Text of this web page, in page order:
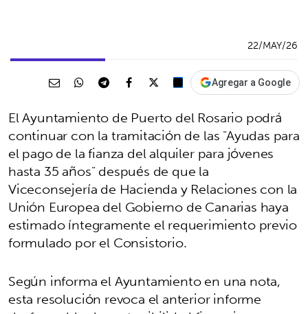
22/MAY/26
Agregar a Google
El Ayuntamiento de Puerto del Rosario podrá
continuar con la tramitación de las "Ayudas para
el pago de la fianza del alquiler para jóvenes
hasta 35 años" después de que la
Viceconsejería de Hacienda y Relaciones con la
Unión Europea del Gobierno de Canarias haya
estimado íntegramente el requerimiento previo
formulado por el Consistorio.
Según informa el Ayuntamiento en una nota,
esta resolución revoca el anterior informe